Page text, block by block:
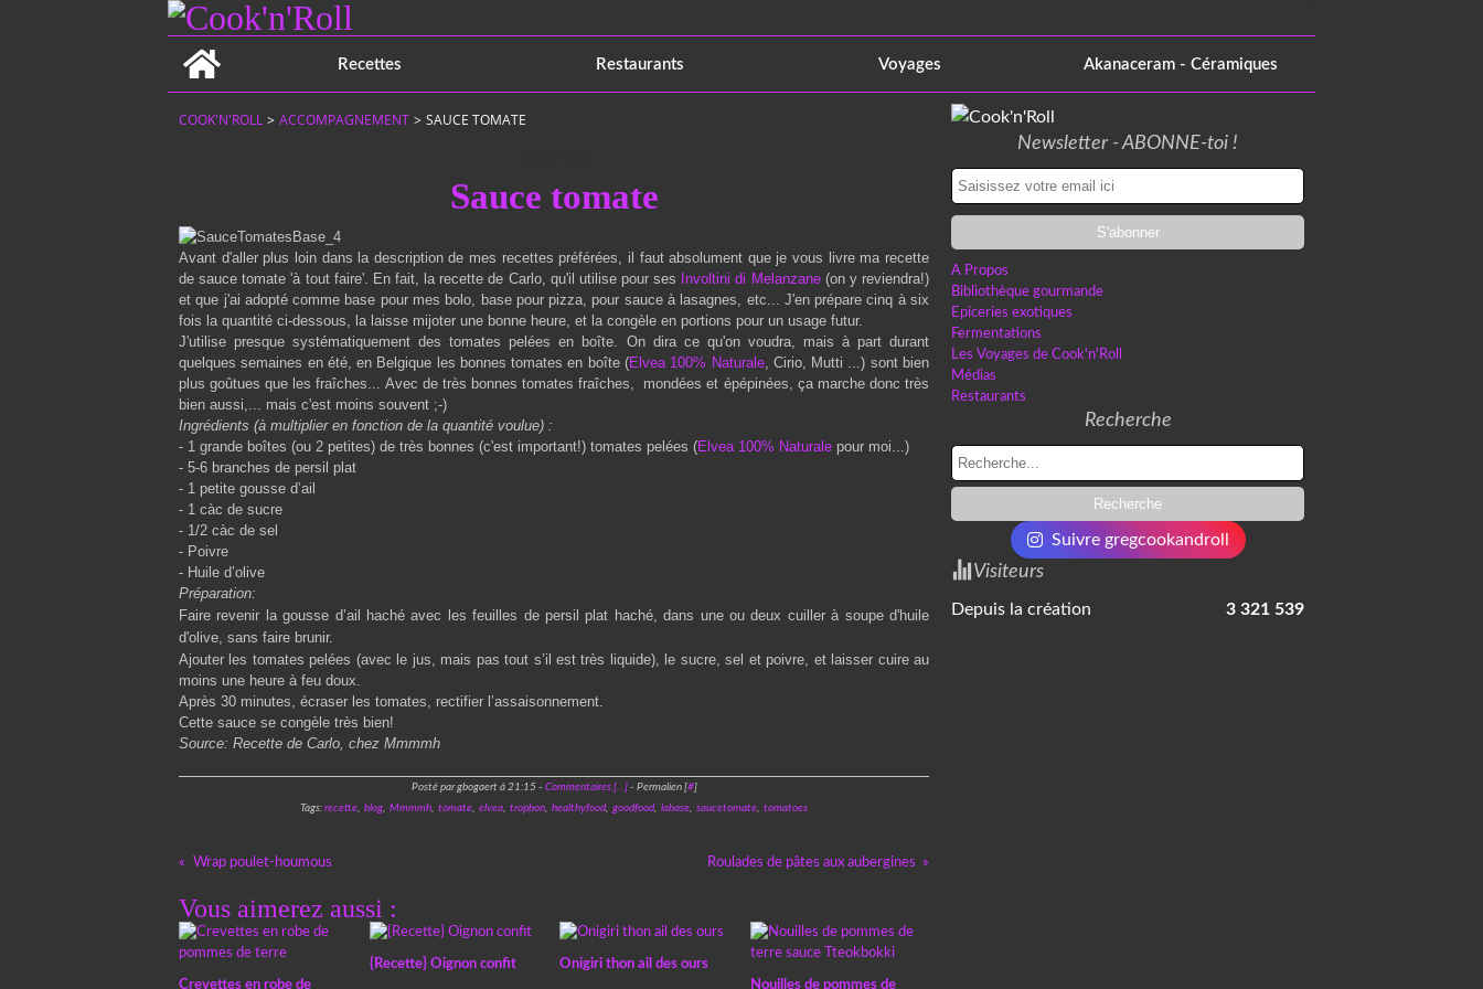
Recettes
Restaurants Voyages Akanaceram - Céramiques
COOK'N'ROLL > ACCOMPAGNEMENT > SAUCE TOMATE
Sauce tomate
Avant d'aller plus loin dans la description de mes recettes préférées, il faut absolument que je vous livre ma recette
de sauce tomate 'à tout faire'. En fait, la recette de Carlo, qu'il utilise pour ses Involtini di Melanzane(on y reviendra!)
et que j'ai adopté comme base pour mes bolo, base pour pizza, pour sauce à lasagnes, etc... J'en prépare cinq à six
fois la quantité ci-dessous, la laisse mijoter une bonne heure, et la congèle en portions pour un usage futur.
J'utilise presque systématiquement des tomates pelées en boîte. On dira ce qu'on voudra, mais à part durant
quelques semaines en été, en Belgique les bonnes tomates en boîte (Elvea 100% Naturale, Cirio, Mutti ...) sont bien
plus goûtues que les fraîches... Avec de très bonnes tomates fraîches, mondées et épépinées, ça marche donc très
bien aussi,... mais c'est moins souvent ;-)
Ingrédients (à multiplier en fonction de la quantité voulue) :
- 1 grande boîtes (ou 2 petites) de très bonnes (c'est important!) tomates pelées (Elvea 100% Naturale pour moi...)
- 5-6 branches de persil plat
- 1 petite gousse d’ail
- 1 càc de sucre
- 1/2 càc de sel
- Poivre
- Huile d’olive
Préparation:
Faire revenir la gousse d’ail haché avec les feuilles de persil plat haché, dans une ou deux cuiller à soupe d'huile
d'olive, sans faire brunir.
Ajouter les tomates pelées (avec le jus, mais pas tout s’il est très liquide), le sucre, sel et poivre, et laisser cuire au
moins une heure à feu doux.
Après 30 minutes, écraser les tomates, rectifier l’assaisonnement.
Cette sauce se congèle très bien!
Source: Recette de Carlo, chez Mmmmh
Posté par gbogaert à 21:15 - Commentaires […]- Permalien [#]
Tags: recette, blog, Mmmmh, tomate, elvea, tropbon, healthyfood, goodfood, labase, saucetomate, tomatoes
Wrap poulet-houmous Roulades de pâtes aux aubergines
Vous aimerez aussi :
Crevettes en robe de
{Recette} Oignon confit
Onigiri thon ail des ours
Nouilles de pommes de
Newsletter - ABONNE-toi !
A Propos
Bibliothèque gourmande
Epiceries exotiques
Fermentations
Les Voyages de Cook'n'Roll
Médias
Restaurants
Recherche
Suivre gregcookandroll
Visiteurs
Depuis la création 3 321 539